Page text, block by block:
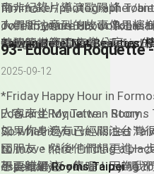
filmmaker/photographer/
over 25 years. His work has
Geographic, Discovery, and
able to document and
including the betel nut girl
Movement, human rights
Tobie Openshaw -
moved to Taiwan from
have picked a better guest
experience with our
南非紀錄片導演歐陽峰
人們所注意到的故事像是檳
他的題材範疇之中。Tobie
詮釋台灣的角度，讓世界看
内容就花了幾年的時間，主
解這個題材/文化/人物。只
To learn more about Tobie
Taiwan Betel Nut Beauties/
Filmmaker Nights Taipei
Taiwan Disaster
每週的來賓DJ音樂分享
Martha Wainwright’s cover
2025-09-12
*Friday Happy Hour in
Edouard Roquette - Rooms
人客來坐 My Taiwan Story
So what if you’ve visited
to move here! Finding a
especially if you are trying
如果你身邊有已經關注台灣
國朋友，然後他們想更進一
不要錯過這一集喔！因為我
想更瞭解Rooms Taipei嗎？